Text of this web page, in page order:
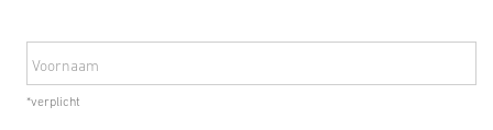
Voornaam
*verplicht